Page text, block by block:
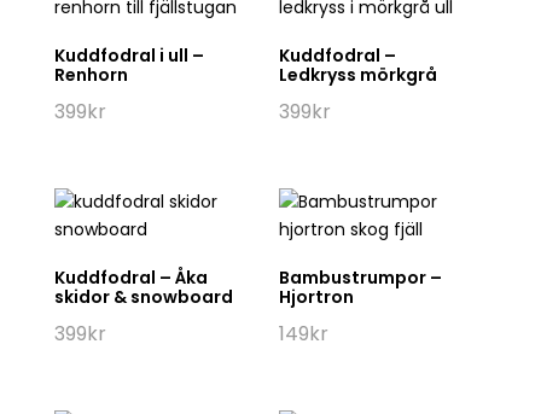
Kuddfodral i ull –
Renhorn
399kr
Kuddfodral –
Ledkryss mörkgrå
399kr
Kuddfodral – Åka
skidor & snowboard
399kr
Bambustrumpor –
Hjortron
149kr